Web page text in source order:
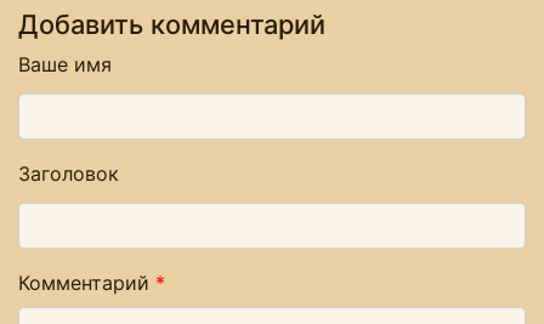
Добавить комментарий
Ваше имя
Заголовок
Комментарий *